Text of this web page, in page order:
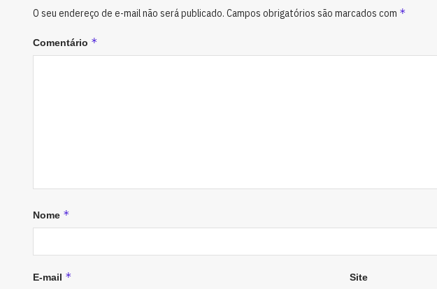
O seu endereço de e-mail não será publicado. Campos obrigatórios são marcados com *
Comentário *
Nome *
E-mail * Site